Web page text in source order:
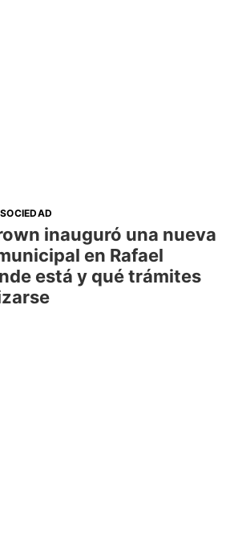
SOCIEDAD
inauguró una nueva
en Rafael
está y qué trámites